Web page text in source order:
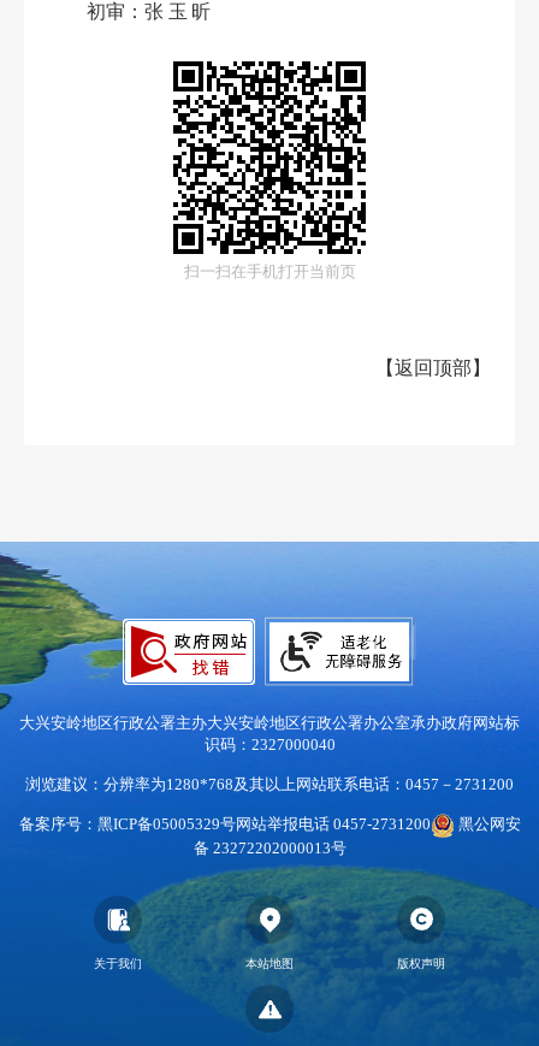
初审： 张玉昕
扫一扫在手机打开当前页
【返回顶部 】
大兴安岭地区行政公署主办大兴安岭地区行政公署办公室承办政府网站标
识码：2327000040
浏览建议：分辨率为1280*768及其以上网站联系电话：0457－2731200
备案序号：黑ICP备05005329号网站举报电话 0457-2731200
黑公网安
备 23272202000013号
关于我们 本站地图 版权声明